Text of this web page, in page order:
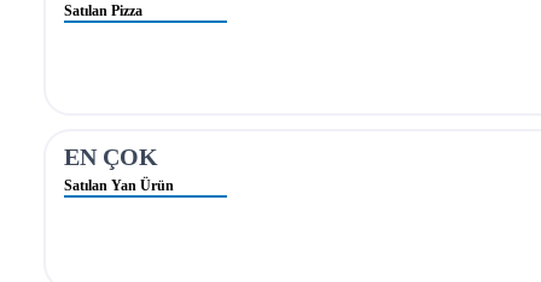
Satılan Pizza
EN ÇOK
Satılan Yan Ürün